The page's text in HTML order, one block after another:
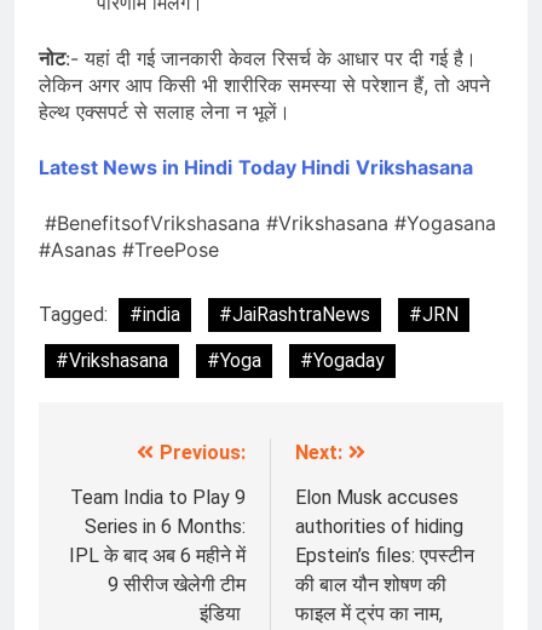
नोट:- यहां दी गई जानकारी केवल रिसर्च के आधार पर दी गई है।
लेकिन अगर आप किसी भी शारीरिक समस्या से परेशान हैं, तो अपने
हेल्थ एक्सपर्ट से सलाह लेना न भूलें।
Latest News in Hindi Today Hindi Vrikshasana
#BenefitsofVrikshasana #Vrikshasana #Yogasana
#Asanas #TreePose
Tagged: #india #JaiRashtraNews
#JRN
#Vrikshasana
#Yoga #Yogaday
navigation
Previous:
Team India to Play 9
Series in 6 Months:
IPL के बाद अब 6 महीने में
9 सीरीज खेलेगी टीम
इंडिया
Next:
Elon Musk accuses
authorities of hiding
Epstein’s files: एपस्टीन
की बाल यौन शोषण की
फाइल में ट्रंप का नाम,